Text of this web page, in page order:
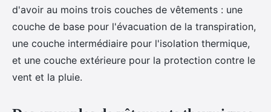
d'avoir au moins trois couches de vêtements : une
couche de base pour l'évacuation de la transpiration,
une couche intermédiaire pour l'isolation thermique,
et une couche extérieure pour la protection contre le
vent et la pluie.